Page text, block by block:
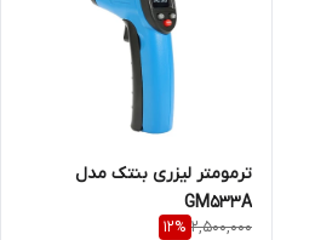
ترمومتر لیزری بنتک مدل
GM533A
2,500,000
12%